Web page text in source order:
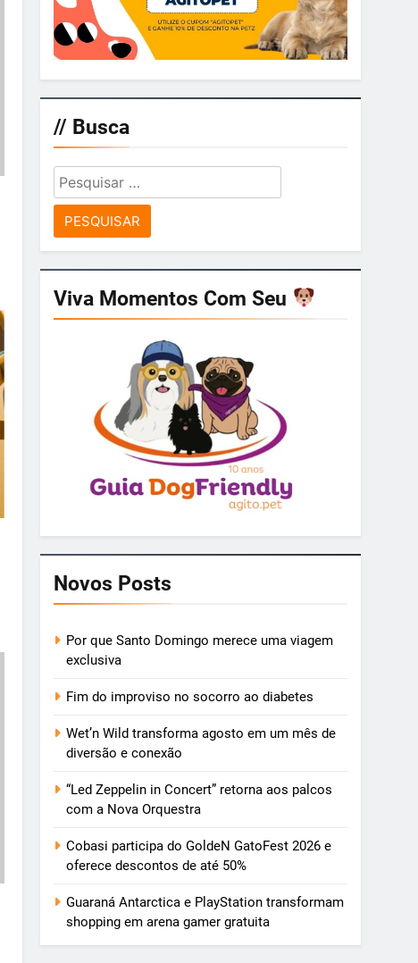
// Busca
Pesquisar
por:
Viva Momentos Com Seu
Novos Posts
Por que Santo Domingo merece uma viagem
exclusiva
Fim do improviso no socorro ao diabetes
Wet’n Wild transforma agosto em um mês de
diversão e conexão
“Led Zeppelin in Concert” retorna aos palcos
com a Nova Orquestra
Cobasi participa do GoldeN GatoFest 2026 e
oferece descontos de até 50%
Guaraná Antarctica e PlayStation transformam
shopping em arena gamer gratuita